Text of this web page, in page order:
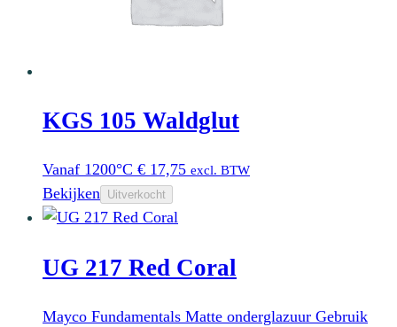
KGS 105 Waldglut
Vanaf 1200°C € 17,75 excl. BTW
Bekijken Uitverkocht
UG 217 Red Coral
Mayco Fundamentals Matte onderglazuur Gebruik